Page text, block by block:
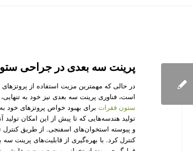
پرینت سه بعدی در جراحی
در حالی که مهمترین مزیت استفاده از
است، فناوری پرینت سه بعدی نیز خود به
ستون فقراتبرای بهبود خواص پروتز‌های خود
تولید هندسه‌هایی که تا پیش از این امکان
و پیوسته استخوان‌های اسفنجی. از طریق
کنترل کرد. با بهره‌گیری از قابلیت‌های پرینت